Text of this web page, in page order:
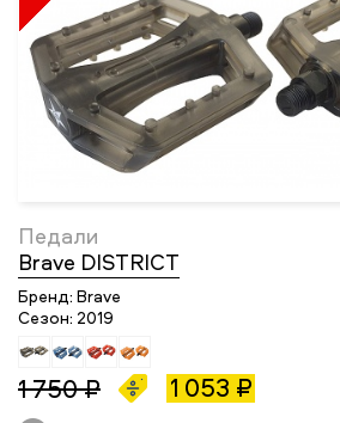
Педали
Brave DISTRICT
Бренд: Brave
Сезон: 2019
1 750 ₽ 1 053 ₽